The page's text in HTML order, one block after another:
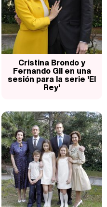
Magdalena de Suecia responde a las críticas y explica por qué le han permitido lanzar su propio negocio
Cristina Brondo y
Fernando Gil en una
sesión para la serie 'El
Rey'